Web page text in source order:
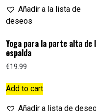
Añadir a la lista de
deseos
Yoga para la parte alta de
espalda
€19.99
Add to cart
Añadir a lista de